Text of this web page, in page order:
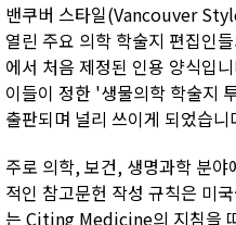
밴쿠버 스타일(Vancouver
열린 주요 의학 학술지 편집인
에서 처음 제정된 인용 양식입
이들이 정한 '생물의학 학술지
출판되며 널리 쓰이게 되었습니
주로 의학, 보건, 생명과학 분
적인 참고문헌 작성 규칙은 미
는 Citing Medicine의 지침을